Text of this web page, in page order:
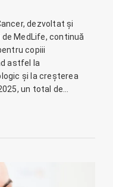
dezvoltat și
MedLife, continuă
copiii
astfel la
și la creșterea
un total de…